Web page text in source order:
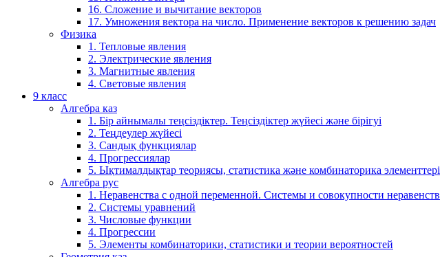
16. Сложение и вычитание векторов
17. Умножения вектора на число. Применение векторов к решению задач
Физика
1. Тепловые явления
2. Электрические явления
3. Магнитные явления
4. Световые явления
9 класс
Алгебра каз
1. Бір айнымалы теңсіздіктер. Теңсіздіктер жүйесі және бірігуі
2. Теңдеулер жүйесі
3. Сандық функциялар
4. Прогрессиялар
5. Ықтималдықтар теориясы, статистика және комбинаторика элементтері
Алгебра рус
1. Неравенства с одной переменной. Системы и совокупности неравенств
2. Системы уравнений
3. Числовые функции
4. Прогрессии
5. Элементы комбинаторики, статистики и теории вероятностей